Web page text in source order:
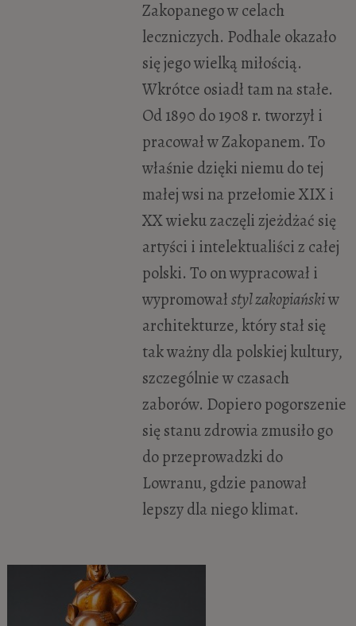
Zakopanego w celach
leczniczych. Podhale okazało
się jego wielką miłością.
Wkrótce osiadł tam na stałe.
Od 1890 do 1908 r. tworzył i
pracował w Zakopanem. To
właśnie dzięki niemu do tej
małej wsi na przełomie XIX i
XX wieku zaczęli zjeżdżać się
artyści i intelektualiści z całej
polski. To on wypracował i
wypromowałstyl zakopiańskiw
architekturze, który stał się
tak ważny dla polskiej kultury,
szczególnie w czasach
zaborów. Dopiero pogorszenie
się stanu zdrowia zmusiło go
do przeprowadzki do
Lowranu, gdzie panował
lepszy dla niego klimat.